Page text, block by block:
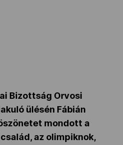
Bizottság Orvosi
ülésén Fábián
mondott a
az olimpiknok,